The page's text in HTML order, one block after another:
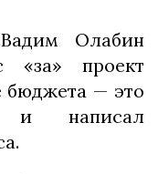
Олабин
«за» проект
бюджета — это
и написал